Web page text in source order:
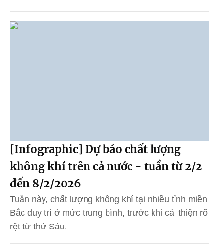
[Infographic] Dự báo chất lượng
không khí trên cả nước - tuần từ 2/2
đến 8/2/2026
Tuần này, chất lượng không khí tại nhiều tỉnh miền
Bắc duy trì ở mức trung bình, trước khi cải thiện rõ
rệt từ thứ Sáu.